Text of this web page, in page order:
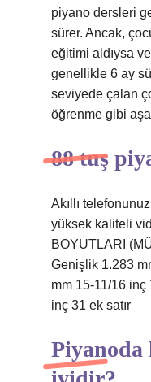
piyano dersleri
sürer. Ancak,
eğitimi aldıysa
genellikle 6 ay
seviyede çalan
öğrenme gibi
88 tuş
Akıllı
yüksek kaliteli
BOYUTLARI
Genişlik 1.283
mm 15-11/16
inç 31 ek satır
Piyanoda